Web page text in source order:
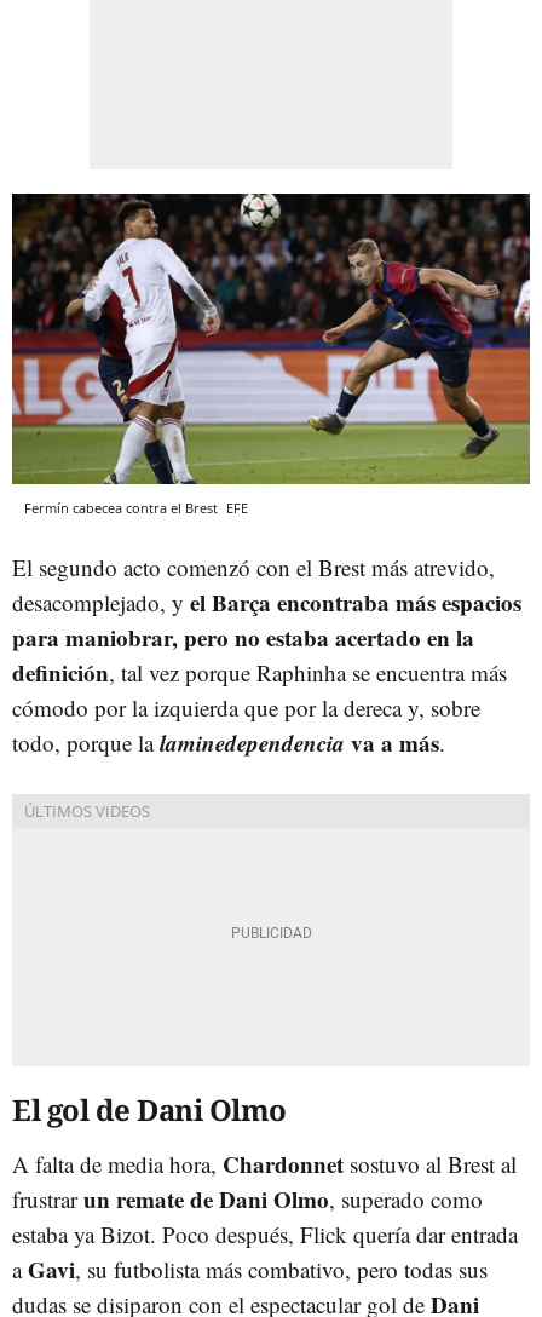
Fermín cabecea contra el Brest EFE
El segundo acto comenzó con el Brest más atrevido,
desacomplejado, y el Barça encontraba más espacios
para maniobrar, pero no estaba acertado en la
definición, tal vez porque Raphinha se encuentra más
cómodo por la izquierda que por la dereca y, sobre
todo, porque lalaminedependencia va a más.
El gol de Dani Olmo
A falta de media hora, Chardonnet sostuvo al Brest al
frustrarun remate de Dani Olmo, superado como
estaba ya Bizot. Poco después, Flick quería dar entrada
aGavi, su futbolista más combativo, pero todas sus
dudas se disiparon con el espectacular gol de Dani